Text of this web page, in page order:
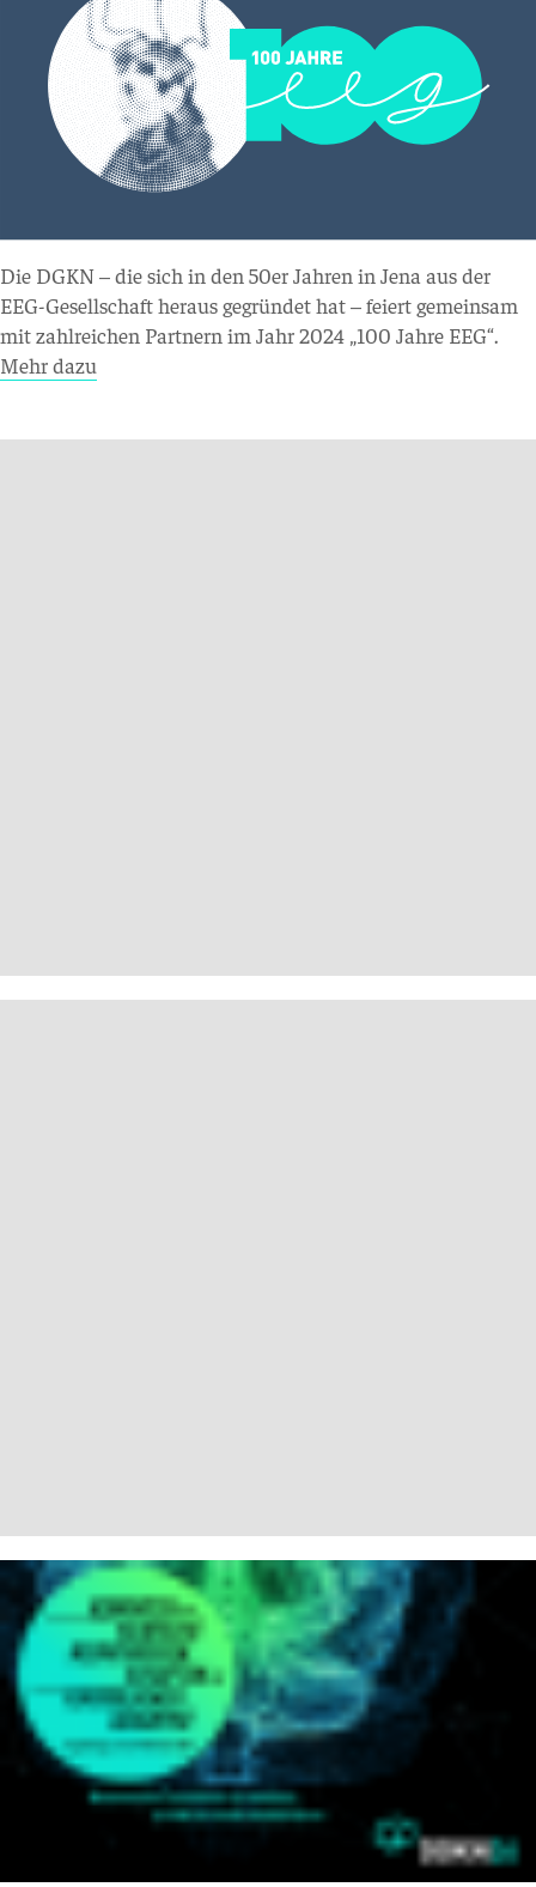
Die DGKN – die sich in den 50er Jahren in Jena aus der
EEG-Gesellschaft heraus gegründet hat – feiert gemeinsam
mit zahlreichen Partnern im Jahr 2024 „100 Jahre EEG“.
Mehr dazu